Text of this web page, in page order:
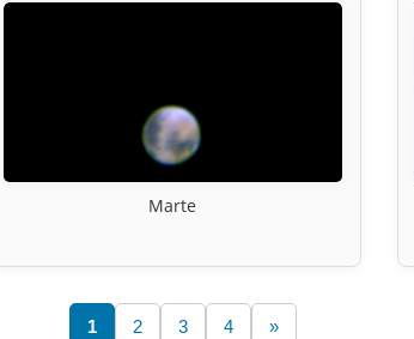
Marte
1 2 3 4 »